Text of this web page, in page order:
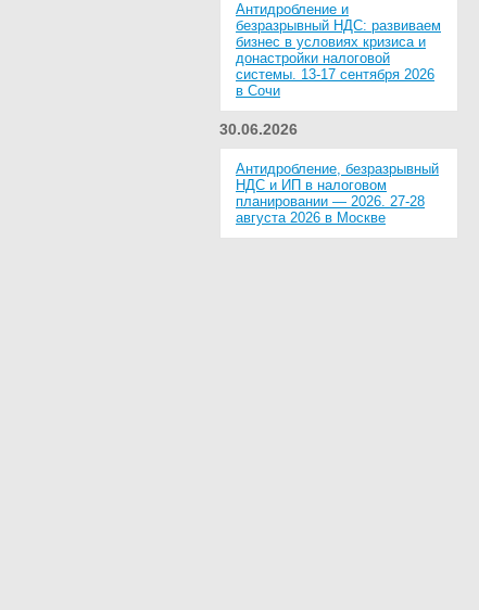
Антидробление и
безразрывный НДС: развиваем
бизнес в условиях кризиса и
донастройки налоговой
системы. 13-17 сентября 2026
в Сочи
30.06.2026
Антидробление, безразрывный
НДС и ИП в налоговом
планировании — 2026. 27-28
августа 2026 в Москве